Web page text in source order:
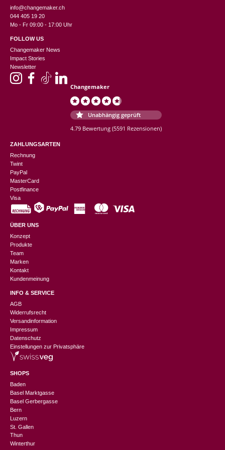
info@changemaker.ch
044 405 19 20
Mo - Fr 09:00 - 17:00 Uhr
FOLLOW US
Changemaker News
Impact Stories
Newsletter
Changemaker
Unabhängig geprüft
4.79 Bewertung (5591 Rezensionen)
ZAHLUNGSARTEN
Rechnung
Twint
PayPal
MasterCard
Postfinance
Visa
ÜBER UNS
Konzept
Produkte
Team
Marken
Kontakt
Kundenmeinung
INFO & SERVICE
AGB
Widerrufsrecht
Versandinformation
Impressum
Datenschutz
Einstellungen zur Privatsphäre
SHOPS
Baden
Basel Marktgasse
Basel Gerbergasse
Bern
Luzern
St. Gallen
Thun
Winterthur